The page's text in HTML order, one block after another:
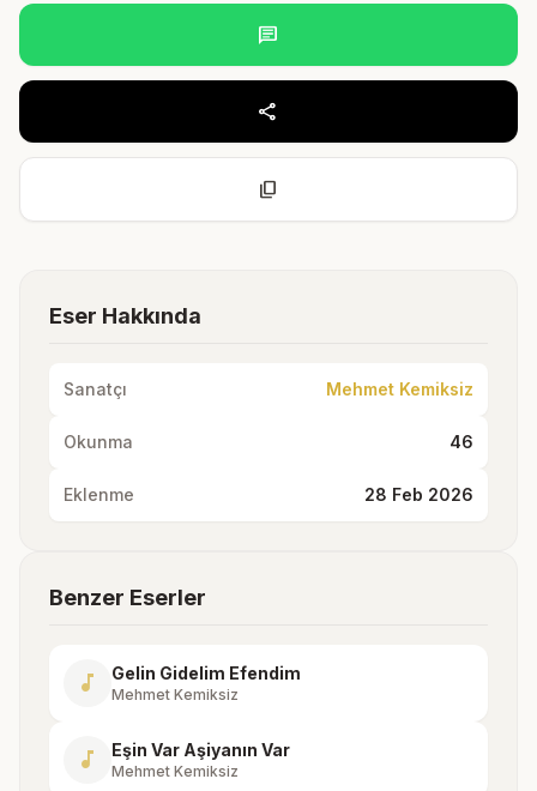
chat
share
content_copy
Eser Hakkında
Sanatçı Mehmet Kemiksiz
Okunma 46
Eklenme 28 Feb 2026
Benzer Eserler
music_note Gelin Gidelim Efendim
Mehmet Kemiksiz
music_note Eşin Var Aşiyanın Var
Mehmet Kemiksiz